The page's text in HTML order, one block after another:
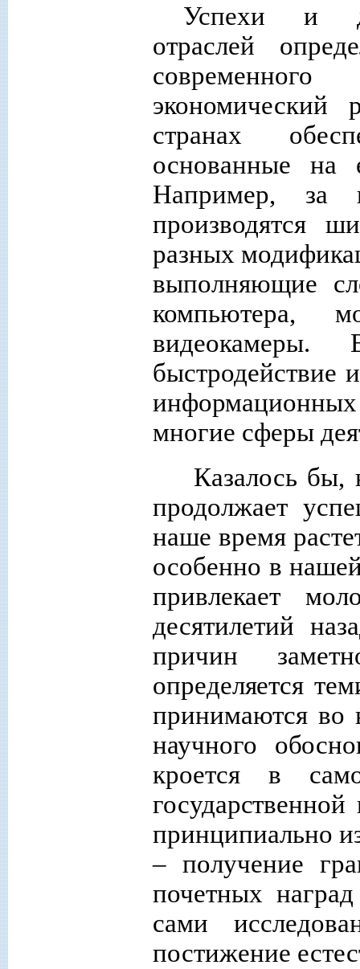
Успехи и
отраслей
экономический
странах
основанные на
Например, за
производятся
разных
выполняющие
компьютера,
быстродействие
информационных
многие сферы
Казалось бы,
продолжает
наше время
особенно в
привлекает
десятилетий
причин
определяется
принимаются во
научного
кроется в
принципиально
– получение
почетных
сами
постижение